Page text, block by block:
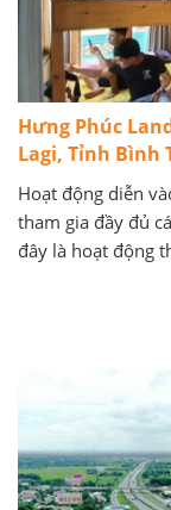
Hưng Phúc
Lagi, Tỉnh Bình
Hoạt động diễn
tham gia đầy đủ
đây là hoạt động